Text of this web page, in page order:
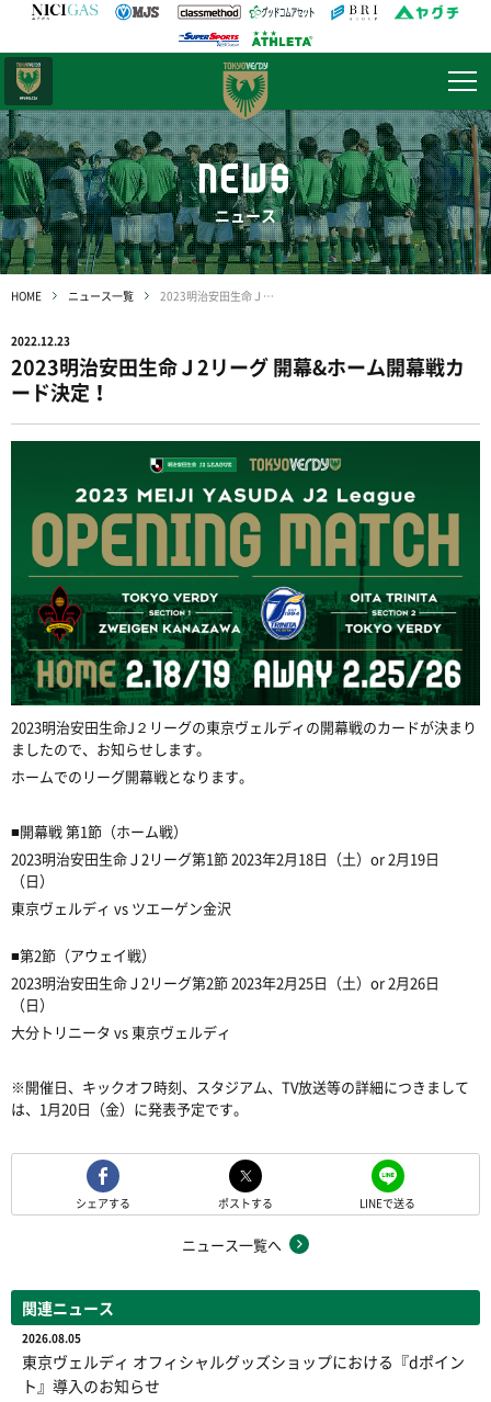
NEWS
ニュース
HOME ニュース一覧 2023明治安田生命Ｊ2リーグ 開幕&ホーム開幕戦カード決定！
2022.12.23
2023明治安田生命Ｊ2リーグ 開幕&ホーム開幕戦カ
ード決定！
2023明治安田生命J２リーグの東京ヴェルディの開幕戦のカードが決まり
ましたので、お知らせします。
ホームでのリーグ開幕戦となります。
■開幕戦 第1節（ホーム戦）
2023明治安田生命Ｊ2リーグ第1節 2023年2月18日（土）or 2月19日
（日）
東京ヴェルディ vs ツエーゲン金沢
■第2節（アウェイ戦）
2023明治安田生命Ｊ2リーグ第2節 2023年2月25日（土）or 2月26日
（日）
大分トリニータ vs 東京ヴェルディ
※開催日、キックオフ時刻、スタジアム、TV放送等の詳細につきまして
は、1月20日（金）に発表予定です。
シェアする ポストする LINEで送る
ニュース一覧へ
関連ニュース
2026.08.05
東京ヴェルディ オフィシャルグッズショップにおける『dポイン
ト』導入のお知らせ